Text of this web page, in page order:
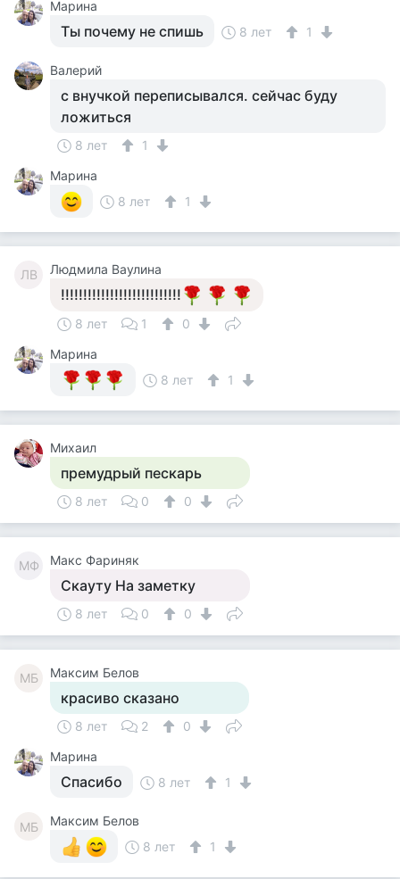
Марина
Ты почему не спишь 8 лет 1
Валерий
с внучкой переписывался. сейчас буду
ложиться
8 лет
1
Марина
8 лет
1
ЛВ Людмила Ваулина
!!!!!!!!!!!!!!!!!!!!!!!!!!!
8 лет 1
0
Марина
8 лет
1
Михаил
премудрый пескарь
8 лет 0 0
МФ Макс Фариняк
Скауту На заметку
8 лет 0 0
МБ Максим Белов
красиво сказано
8 лет 2
0
Марина
Спасибо 8 лет 1
МБ
Максим Белов
8 лет
1